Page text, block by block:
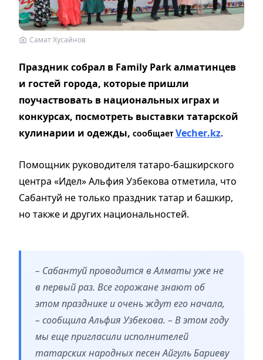
Самат Хусайнов
Праздник собрал в Family Park алматинцев
и гостей города, которые пришли
поучаствовать в национальных играх и
конкурсах, посмотреть выставки татарской
кулинарии и одежды, сообщаетVecher.kz.
Помощник руководителя татаро-башкирского
центра «Идел» Альфия Узбекова отметила, что
Сабантуй не только праздник татар и башкир,
но также и других национальностей.
– Сабантуй проводится в Алматы уже не
в первый раз. Все горожане знают об
этом празднике и очень ждут его начала,
– сообщила Альфия Узбекова. – В этом году
мы еще пригласили исполнителей
татарских народных песен Айгуль Бариеву